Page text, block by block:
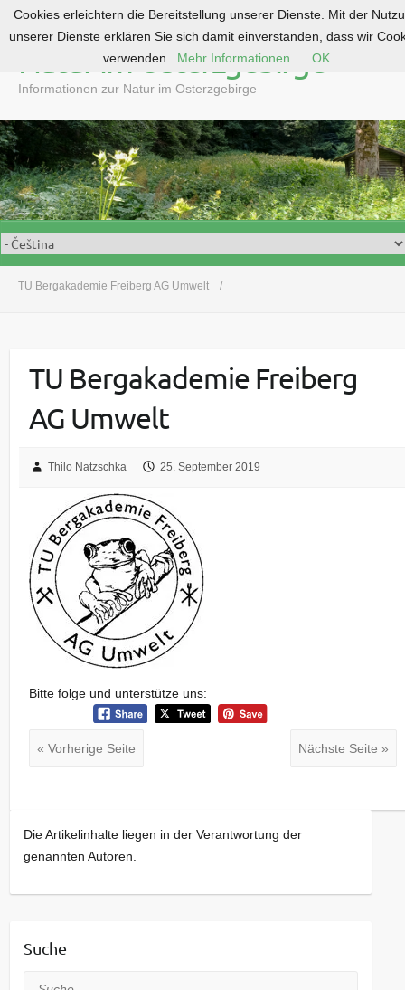
o
c
o
n
t
e
n
Natur im Osterzgebirge
Informationen zur Natur im Osterzgebirge
TU Bergakademie Freiberg AG Umwelt
TU Bergakademie Freiberg
AG Umwelt
Thilo Natzschka 25. September 2019
Bitte folge und unterstütze uns:
« Vorherige Seite Nächste Seite »
Die Artikelinhalte liegen in der Verantwortung der
genannten Autoren.
Suche
Suche
Cookies erleichtern die Bereitstellung unserer Dienste. Mit der
unserer Dienste erklären Sie sich damit einverstanden, dass wir
verwenden.
Mehr Informationen OK